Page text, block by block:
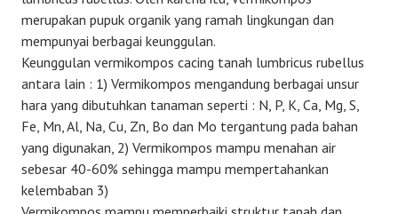
merupakan pupuk organik yang ramah lingkungan dan
mempunyai berbagai keunggulan.
Keunggulan vermikompos cacing tanah lumbricus rubellus
antara lain : 1) Vermikompos mengandung berbagai unsur
hara yang dibutuhkan tanaman seperti : N, P, K, Ca, Mg, S,
Fe, Mn, Al, Na, Cu, Zn, Bo dan Mo tergantung pada bahan
yang digunakan, 2) Vermikompos mampu menahan air
sebesar 40-60% sehingga mampu mempertahankan
kelembaban 3)